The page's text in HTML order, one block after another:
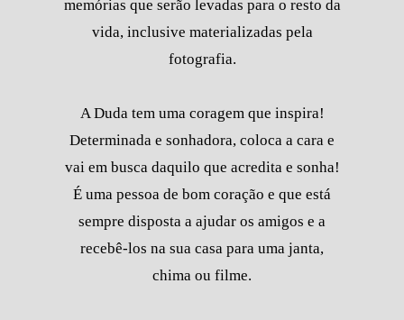
memórias que serão levadas para o resto da
vida, inclusive materializadas pela
fotografia.
A Duda tem uma coragem que inspira!
Determinada e sonhadora, coloca a cara e
vai em busca daquilo que acredita e sonha!
É uma pessoa de bom coração e que está
sempre disposta a ajudar os amigos e a
recebê-los na sua casa para uma janta,
chima ou filme.